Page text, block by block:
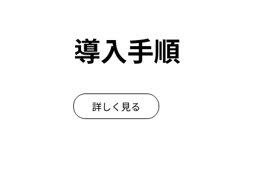
導入手順
詳しく見る